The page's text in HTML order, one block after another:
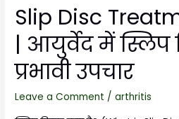
Slip Disc
| आयुर्वेद में स्लिप
प्रभावी उपचार
Leave a Comment /arthritis